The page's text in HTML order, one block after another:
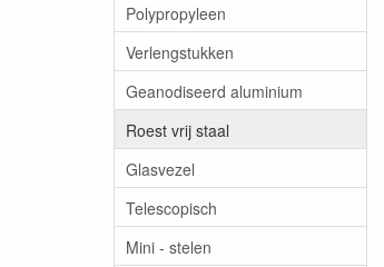
Polypropyleen
Verlengstukken
Geanodiseerd aluminium
Roest vrij staal
Glasvezel
Telescopisch
Mini - stelen